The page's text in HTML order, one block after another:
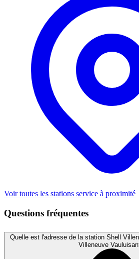
Voir toutes les stations service à proximité
Questions fréquentes
Quelle est l'adresse de la station Shell
Villeneuve